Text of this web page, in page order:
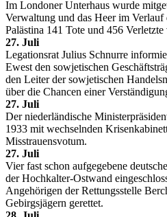
Im Londoner Unterhaus wurde
Verwaltung und das Heer im Verlauf
Palästina 141 Tote und 456 Verletzte
27. Juli
Legationsrat Julius Schnurre
Ewest den sowjetischen
den Leiter der sowjetischen
über die Chancen einer
27. Juli
Der niederländische
1933 mit wechselnden
Misstrauensvotum.
27. Juli
Vier fast schon aufgegebene
der Hochkalter-Ostwand
Angehörigen der Rettungsstelle
Gebirgsjägern gerettet.